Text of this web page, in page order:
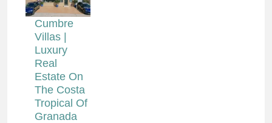
Cumbre
Villas |
Luxury
Real
Estate On
The Costa
Tropical Of
Granada